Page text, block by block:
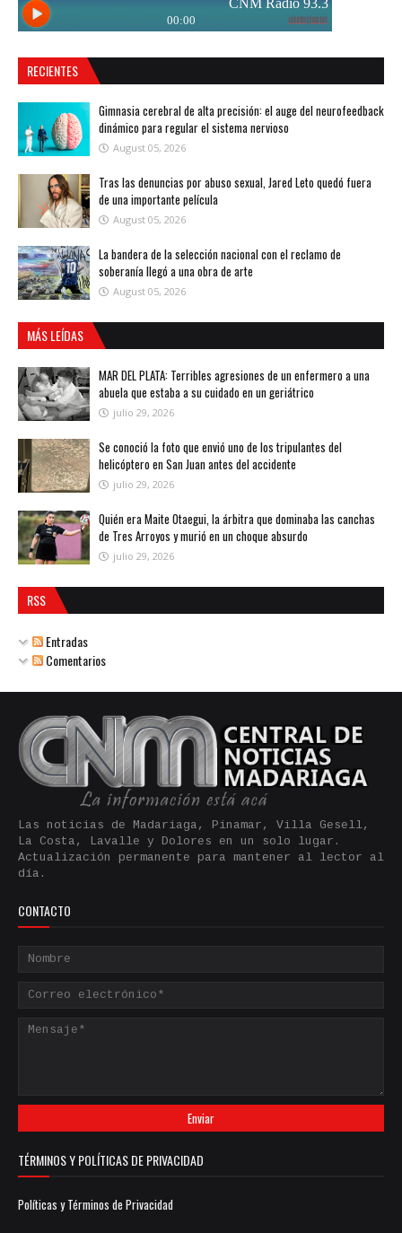
RECIENTES
Gimnasia cerebral de alta precisión: el auge del neurofeedback
dinámico para regular el sistema nervioso
August 05, 2026
Tras las denuncias por abuso sexual, Jared Leto quedó fuera
de una importante película
August 05, 2026
La bandera de la selección nacional con el reclamo de
soberanía llegó a una obra de arte
August 05, 2026
MÁS LEÍDAS
MAR DEL PLATA: Terribles agresiones de un enfermero a una
abuela que estaba a su cuidado en un geriátrico
julio 29, 2026
Se conoció la foto que envió uno de los tripulantes del
helicóptero en San Juan antes del accidente
julio 29, 2026
Quién era Maite Otaegui, la árbitra que dominaba las canchas
de Tres Arroyos y murió en un choque absurdo
julio 29, 2026
RSS
Entradas
Comentarios
Las noticias de Madariaga, Pinamar, Villa Gesell,
La Costa, Lavalle y Dolores en un solo lugar.
Actualización permanente para mantener al lector al
día.
CONTACTO
TÉRMINOS Y POLÍTICAS DE PRIVACIDAD
Políticas y Términos de Privacidad